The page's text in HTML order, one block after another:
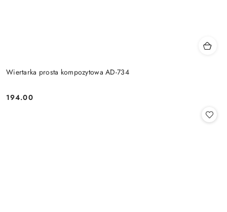
Wiertarka prosta kompozytowa AD-734
Cena:
194.00